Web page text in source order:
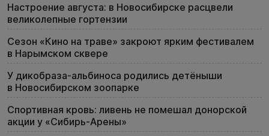
Настроение августа: в Новосибирске расцвели
великолепные гортензии
Сезон «Кино на траве» закроют ярким фестивалем
в Нарымском сквере
У дикобраза-альбиноса родились детёныши
в Новосибирском зоопарке
Спортивная кровь: ливень не помешал донорской
акции у «Сибирь-Арены»